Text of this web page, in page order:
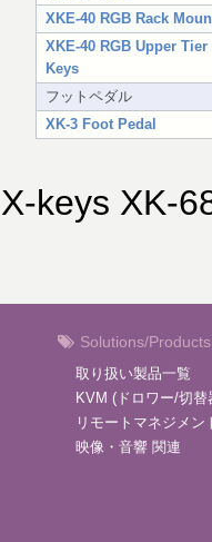
XKE-40 RGB Rack
XKE-40 RGB Upper Tier
Keys
フットペダル
XK-3 Foot Pedal
X-keys XK-
Solutions/Products
取り扱い製品一覧
KVM (ドロワー/切替
リモートマネジメン
映像・音響 関連